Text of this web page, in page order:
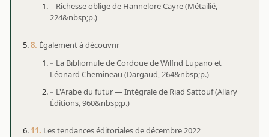
Richesse oblige de Hannelore Cayre (Métailié,
224&nbsp;p.)
Également à découvrir
La Bibliomule de Cordoue de Wilfrid Lupano et
Léonard Chemineau (Dargaud, 264&nbsp;p.)
L'Arabe du futur — Intégrale de Riad Sattouf (Allary
Éditions, 960&nbsp;p.)
Les tendances éditoriales de décembre 2022